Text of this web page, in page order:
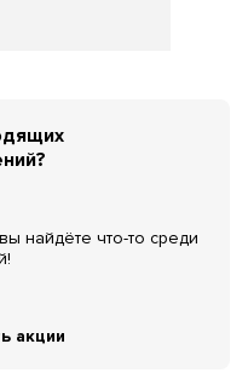
найдёте что-то среди
акции